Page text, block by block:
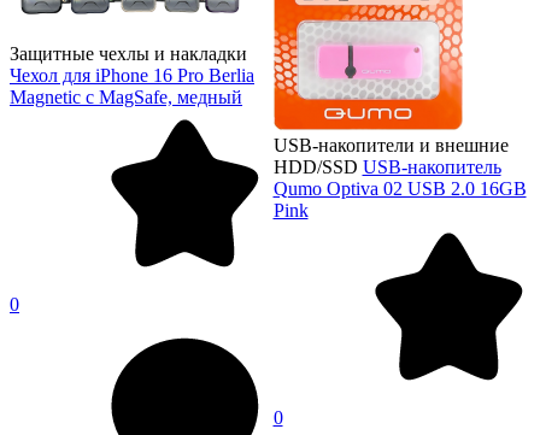
Защитные чехлы и накладки
Чехол для iPhone 16 Pro Berlia
Magnetic с MagSafe, медный
0
USB-накопители и внешние
HDD/SSD USB-накопитель
Qumo Optiva 02 USB 2.0 16GB
Pink
0